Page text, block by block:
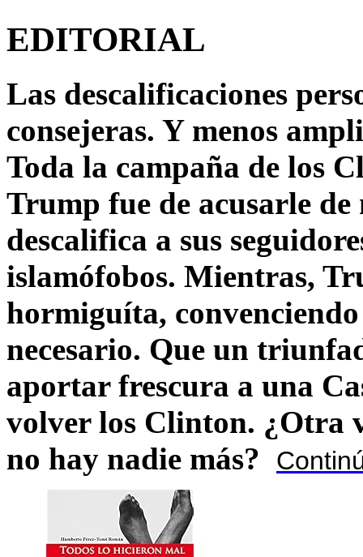
EDITORIAL
Las descalificaciones
consejeras. Y menos
Toda la campaña de los
Trump fue de acusarle
descalifica a sus
islamófobos. Mientras,
hormiguíta,
necesario. Que un
aportar frescura a una
volver los Clinton. ¿Otra
no hay nadie más?